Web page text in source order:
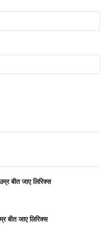
बीत जाए लिरिक्स
बीत जाए लिरिक्स